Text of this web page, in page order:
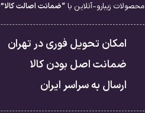
محصولات زیبارو-آنلاین با“ضمانت اصالت کالا”
امکان تحویل فوری در تهران
ضمانت اصل بودن کالا
ارسال به سراسر ایران